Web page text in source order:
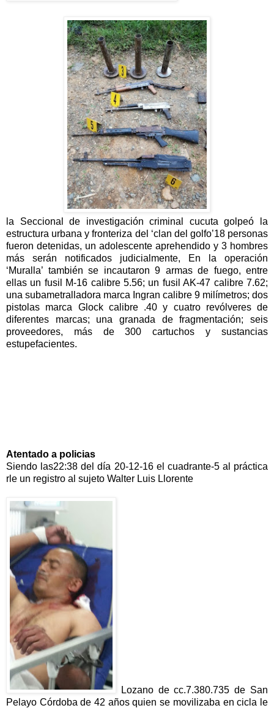
la Seccional de investigación criminal cucuta golpeó la
estructura urbana y fronteriza del ‘clan del golfo’18 personas
fueron detenidas, un adolescente aprehendido y 3 hombres
más serán notificados judicialmente, En la operación
‘Muralla’ también se incautaron 9 armas de fuego, entre
ellas un fusil M-16 calibre 5.56; un fusil AK-47 calibre 7.62;
una subametralladora marca Ingran calibre 9 milímetros; dos
pistolas marca Glock calibre .40 y cuatro revólveres de
diferentes marcas; una granada de fragmentación; seis
proveedores, más de 300 cartuchos y sustancias
estupefacientes.
Atentado a policias
Siendo las22:38 del día 20-12-16 el cuadrante-5 al práctica
rle un registro al sujeto Walter Luis Llorente
Lozano de cc.7.380.735 de San
Pelayo Córdoba de 42 años quien se movilizaba en cicla le